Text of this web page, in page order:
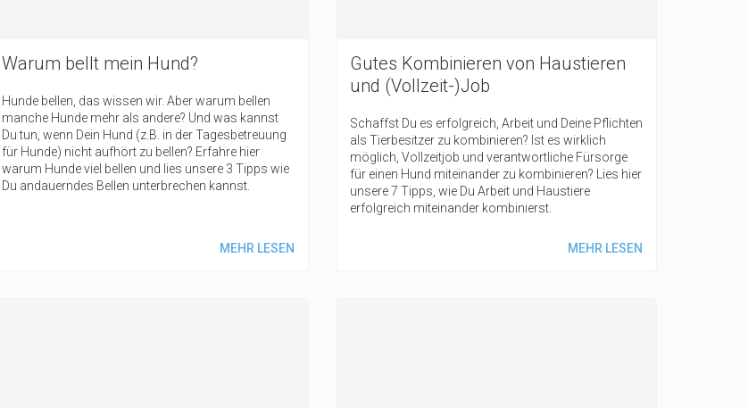
Warum bellt mein Hund?
Hunde bellen, das wissen wir. Aber warum bellen
manche Hunde mehr als andere? Und was kannst
Du tun, wenn Dein Hund (z.B. in der Tagesbetreuung
für Hunde) nicht aufhört zu bellen? Erfahre hier
warum Hunde viel bellen und lies unsere 3 Tipps wie
Du andauerndes Bellen unterbrechen kannst.
MEHR LESEN
Gutes Kombinieren von Haustieren
und (Vollzeit-)Job
Schaffst Du es erfolgreich, Arbeit und Deine Pflichten
als Tierbesitzer zu kombinieren? Ist es wirklich
möglich, Vollzeitjob und verantwortliche Fürsorge
für einen Hund miteinander zu kombinieren? Lies hier
unsere 7 Tipps, wie Du Arbeit und Haustiere
erfolgreich miteinander kombinierst.
MEHR LESEN